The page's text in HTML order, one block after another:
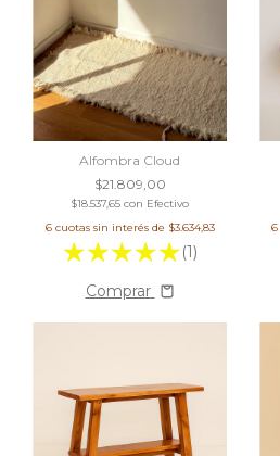
Alfombra Cloud
$21.809,00
$18.537,65 con Efectivo
6 cuotas sin interés de $3.634,83
(1)
Comprar
6